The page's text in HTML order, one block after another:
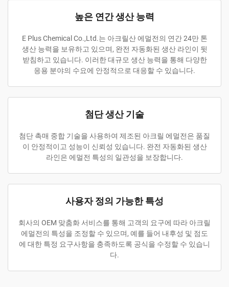
높은 연간 생산 능력
E Plus Chemical Co.,Ltd.는 아크릴산 에멀전의 연간 24만 톤
생산 능력을 보유하고 있으며, 완전 자동화된 생산 라인이 뒷
받침하고 있습니다. 이러한 대규모 생산 능력을 통해 다양한
응용 분야의 수요에 안정적으로 대응할 수 있습니다.
첨단 생산 기술
첨단 촉매 중합 기술을 사용하여 제조된 아크릴 에멀전은 품질
이 안정적이고 성능이 신뢰성 있습니다. 완전 자동화된 생산
라인은 에멀전 특성의 일관성을 보장합니다.
사용자 정의 가능한 특성
회사의 OEM 맞춤화 서비스를 통해 고객의 요구에 따라 아크릴
에멀전의 특성을 조정할 수 있으며, 예를 들어 내후성 및 점도
에 대한 특정 요구사항을 충족하도록 공식을 수정할 수 있습니
다.